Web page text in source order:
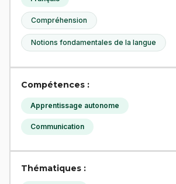
Compréhension
Notions fondamentales de la langue
Compétences :
Apprentissage autonome
Communication
Thématiques :